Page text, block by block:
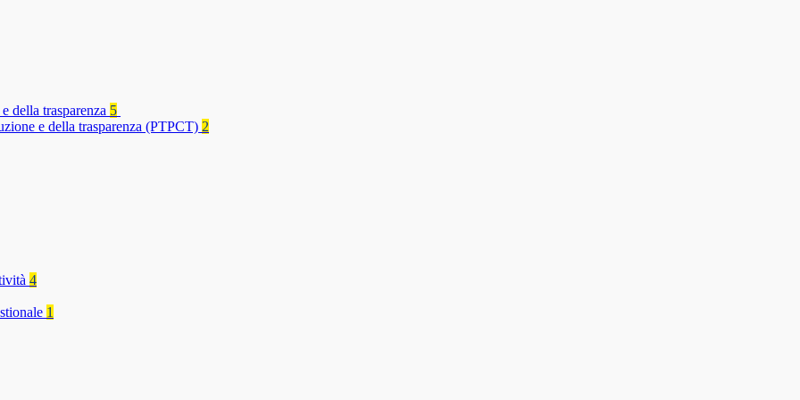
della trasparenza 5
e della trasparenza (PTPCT) 2
4
1